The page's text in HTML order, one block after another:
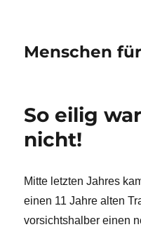
Menschen
So eilig
nicht!
Mitte letzten Jahres
einen 11 Jahre alten
vorsichtshalber einen